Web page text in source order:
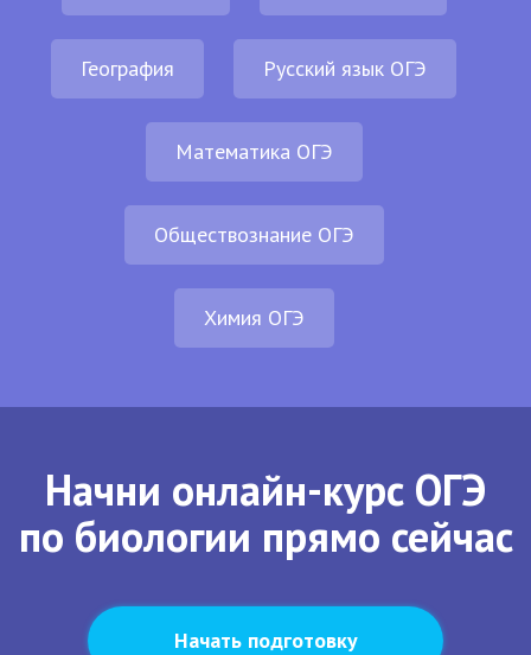
География Русский язык ОГЭ
Математика ОГЭ
Обществознание ОГЭ
Химия ОГЭ
Начни онлайн-курс ОГЭ
по биологии прямо сейчас
Начать подготовку